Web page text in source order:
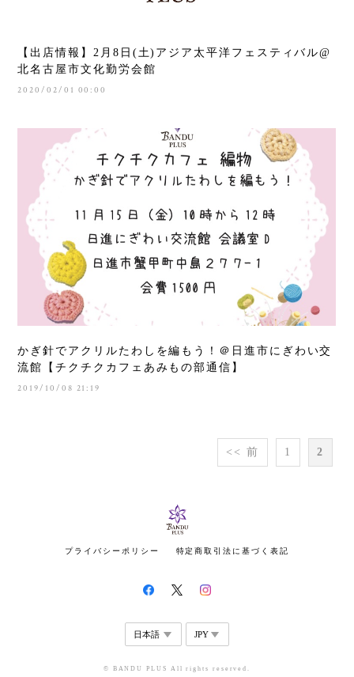
【出店情報】2月8日(土)アジア太平洋フェスティバル@
北名古屋市文化勤労会館
2020/02/01 00:00
かぎ針でアクリルたわしを編もう！＠日進市にぎわい交
流館【チクチクカフェあみもの部通信】
2019/10/08 21:19
<< 前 1 2
プライバシーポリシー 特定商取引法に基づく表記
© BANDU PLUS All rights reserved.